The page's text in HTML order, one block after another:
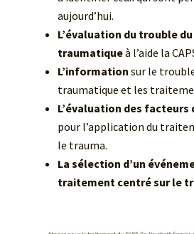
aujourd’hui.
L’évaluation du trouble
traumatiqueà l’aide la
L’information sur le
traumatique et les
L’évaluation des facteurs
pour l’application du
le trauma.
La sélection d’un
traitement centré sur le